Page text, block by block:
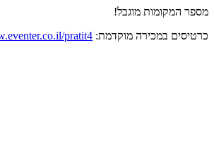
מספר המקומות מוגבל!
כרטיסים במכירה מוקדמת: pratit4